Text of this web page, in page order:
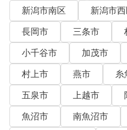
新潟市南区
新潟市西
長岡市
三条市
小千谷市
加茂市
村上市
燕市 糸
五泉市
上越市
魚沼市
南魚沼市